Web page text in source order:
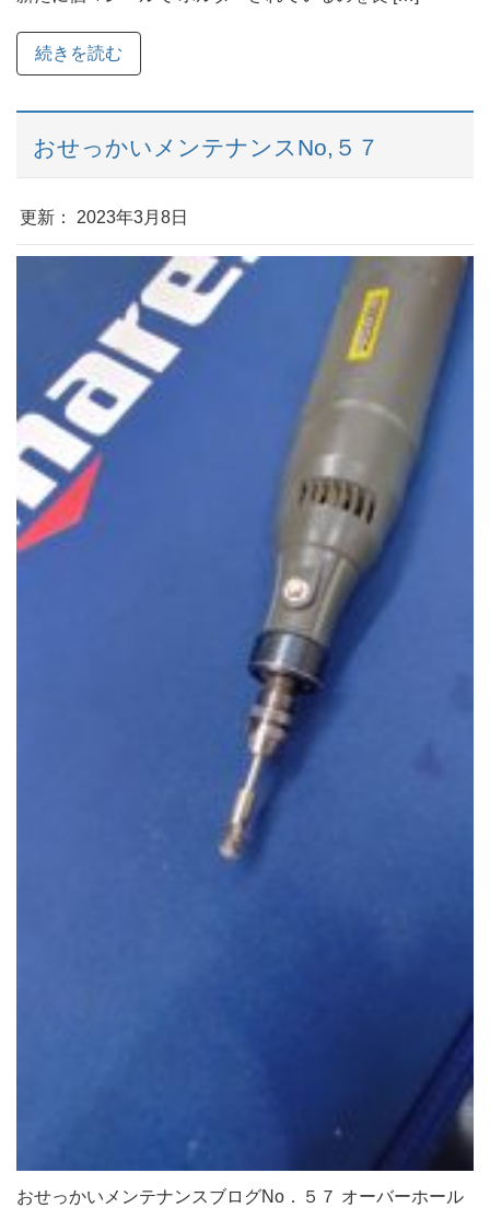
続きを読む
おせっかいメンテナンスNo,５７
更新： 2023年3月8日
おせっかいメンテナンスブログNo．５７ オーバーホール